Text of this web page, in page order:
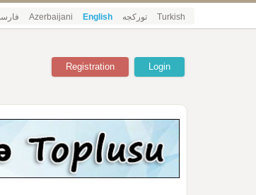
Azerbaijani English تورکجه Turkish
Login
Registration